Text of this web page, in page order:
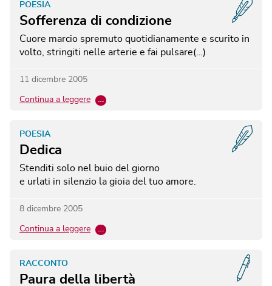
Sofferenza di condizione
POESIA
Cuore marcio spremuto quotidianamente e scurito in
volto, stringiti nelle arterie e fai pulsare(…)
11 dicembre 2005
Continua a leggere …
Dedica
POESIA
Stenditi solo nel buio del giorno
e urlati in silenzio la gioia del tuo amore.
8 dicembre 2005
Continua a leggere …
Paura della libertà
RACCONTO